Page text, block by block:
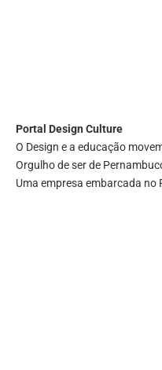
Portal Design Culture
O Design e a educação
Orgulho de ser de
Uma empresa embarcada no